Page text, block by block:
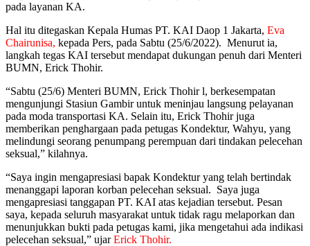
pada layanan KA.
Hal itu ditegaskan Kepala Humas PT. KAI Daop 1 Jakarta, Eva
Chairunisa, kepada Pers, pada Sabtu (25/6/2022). Menurut ia,
langkah tegas KAI tersebut mendapat dukungan penuh dari Menteri
BUMN, Erick Thohir.
“Sabtu (25/6) Menteri BUMN, Erick Thohir l, berkesempatan
mengunjungi Stasiun Gambir untuk meninjau langsung pelayanan
pada moda transportasi KA. Selain itu, Erick Thohir juga
memberikan penghargaan pada petugas Kondektur, Wahyu, yang
melindungi seorang penumpang perempuan dari tindakan pelecehan
seksual,” kilahnya.
“Saya ingin mengapresiasi bapak Kondektur yang telah bertindak
menanggapi laporan korban pelecehan seksual. Saya juga
mengapresiasi tanggapan PT. KAI atas kejadian tersebut. Pesan
saya, kepada seluruh masyarakat untuk tidak ragu melaporkan dan
menunjukkan bukti pada petugas kami, jika mengetahui ada indikasi
pelecehan seksual,” ujarErick Thohir.